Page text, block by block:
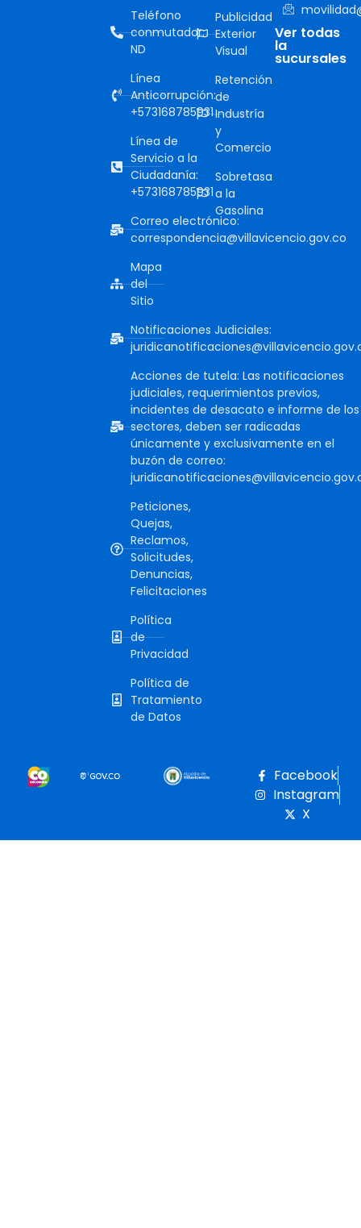
Teléfono
conmutador:
ND
Línea
Anticorrupción:
+573168785931
Línea de
Servicio a la
Ciudadanía:
+573168785931
Correo electrónico:
correspondencia@villavicencio.gov.co
Mapa
del
Sitio
Notificaciones Judiciales:
Acciones de tutela: Las notificaciones
judiciales, requerimientos previos,
incidentes de desacato e informe de los
sectores, deben ser radicadas
únicamente y exclusivamente en el
buzón de correo:
Peticiones,
Quejas,
Reclamos,
Solicitudes,
Denuncias,
Felicitaciones
Política
de
Privacidad
Política de
Tratamiento
de Datos
Publicidad
Exterior
Visual
Retención
de
Industría
y
Comercio
Sobretasa
a la
Gasolina
Ver todas
la
sucursales
Facebook
Instagram
X